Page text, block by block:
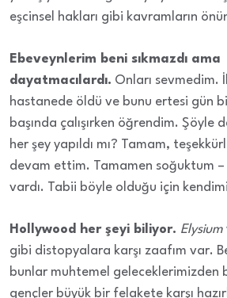
eşcinsel hakları gibi kavramların
Ebeveynlerim beni sıkmazdı ama
dayatmacılardı. Onları sevmedim.
hastanede öldü ve bunu ertesi gün
başında çalışırken öğrendim. Şöyle
her şey yapıldı mı? Tamam,
devam ettim. Tamamen soğuktum
vardı. Tabii böyle olduğu için
Hollywood her şeyi biliyor. Elysium
gibi distopyalara karşı zaafım var.
bunlar muhtemel geleceklerimizden
gençler büyük bir felakete karşı